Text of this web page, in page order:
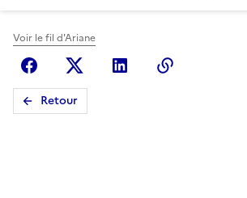
Voir le fil d'Ariane
FacebookX (anciennement Twitter)
Linkedin
Retour